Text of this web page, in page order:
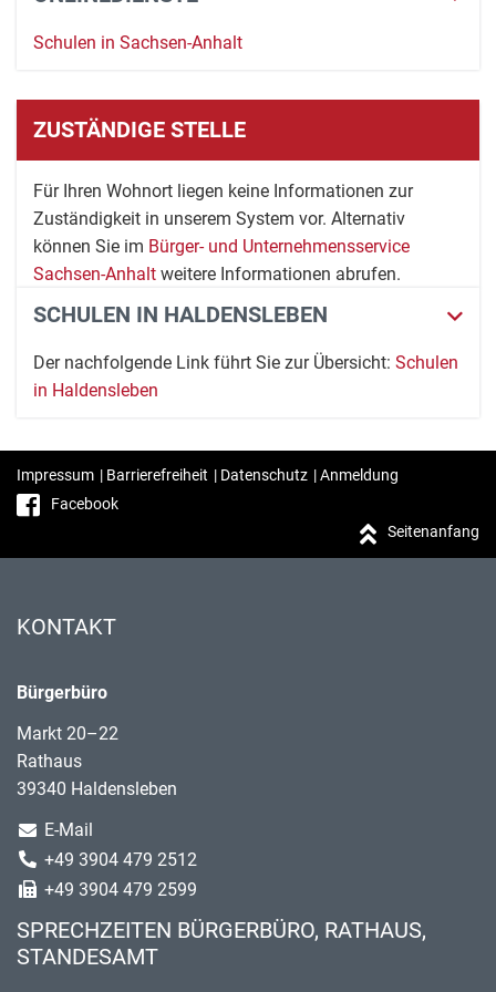
Schulen in Sachsen-Anhalt
ZUSTÄNDIGE STELLE
Für Ihren Wohnort liegen keine Informationen zur
Zuständigkeit in unserem System vor. Alternativ
können Sie im Bürger- und Unternehmensservice
Sachsen-Anhalt weitere Informationen abrufen.
SCHULEN IN HALDENSLEBEN
Der nachfolgende Link führt Sie zur Übersicht: Schulen
in Haldensleben
Impressum | Barrierefreiheit | Datenschutz |Anmeldung
Facebook
Seitenanfang
KONTAKT
Bürgerbüro
Markt 20–22
Rathaus
39340 Haldensleben
E-Mail
+49 3904 479 2512
+49 3904 479 2599
SPRECHZEITEN BÜRGERBÜRO, RATHAUS,
STANDESAMT